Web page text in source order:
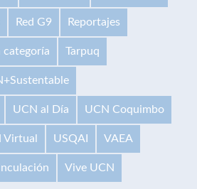
Red G9 Reportajes
categoría Tarpuq
UCN al Día UCN Coquimbo
Virtual USQAI VAEA
Vive UCN